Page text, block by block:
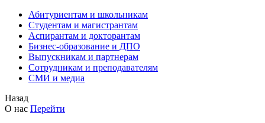
Абитуриентам и школьникам
Студентам и магистрантам
Аспирантам и докторантам
Бизнес-образование и ДПО
Выпускникам и партнерам
Сотрудникам и преподавателям
СМИ и медиа
Назад
О нас Перейти